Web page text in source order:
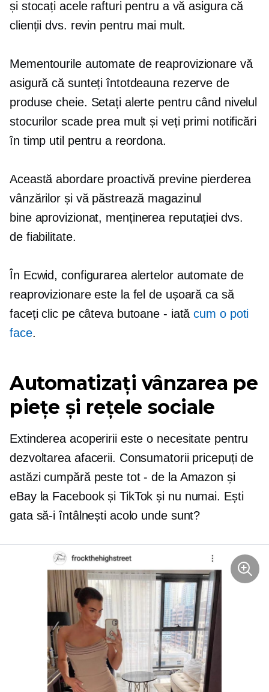
și stocați acele rafturi pentru a vă asigura că
clienții dvs. revin pentru mai mult.
Mementourile automate de reaprovizionare vă
asigură că sunteți întotdeauna rezerve de
produse cheie. Setați alerte pentru când nivelul
stocurilor scade prea mult și veți primi notificări
în timp util pentru a reordona.
Această abordare proactivă previne pierderea
vânzărilor și vă păstrează magazinul
bine aprovizionat, menținerea reputației dvs.
de fiabilitate.
În Ecwid, configurarea alertelor automate de
reaprovizionare este la fel de ușoară ca să
faceți clic pe câteva butoane - iatăcum o poti
face.
Automatizați vânzarea pe
piețe și rețele sociale
Extinderea acoperirii este o necesitate pentru
dezvoltarea afacerii. Consumatorii pricepuți de
astăzi cumpără peste tot - de la Amazon și
eBay la Facebook și TikTok și nu numai. Ești
gata să-i întâlnești acolo unde sunt?